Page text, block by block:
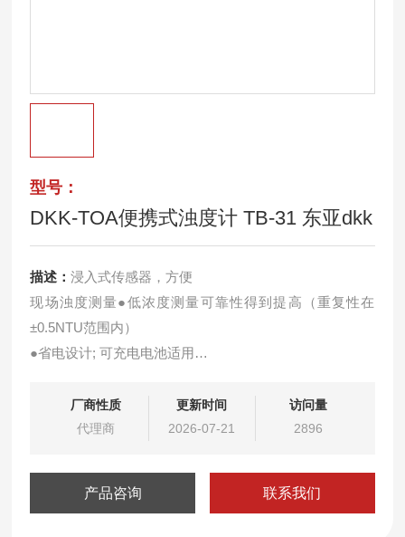
型号：
DKK-TOA便携式浊度计 TB-31 东亚dkk
描述：浸入式传感器，方便
现场浊度测量●低浓度测量可靠性得到提高（重复性在
±0.5NTU范围内）
●省电设计; 可充电电池适用
厂商性质
代理商
更新时间
2026-07-21
访问量
2896
产品咨询 联系我们